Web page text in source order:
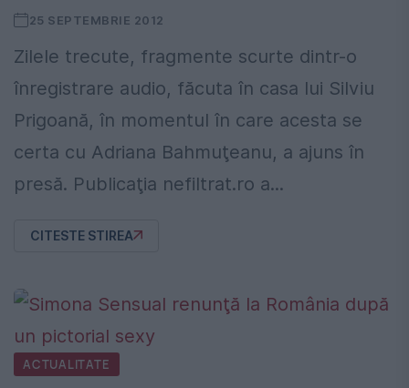
25 SEPTEMBRIE 2012
Zilele trecute, fragmente scurte dintr-o
înregistrare audio, făcuta în casa lui Silviu
Prigoană, în momentul în care acesta se
certa cu Adriana Bahmuţeanu, a ajuns în
presă. Publicaţia nefiltrat.ro a...
CITESTE STIREA
ACTUALITATE